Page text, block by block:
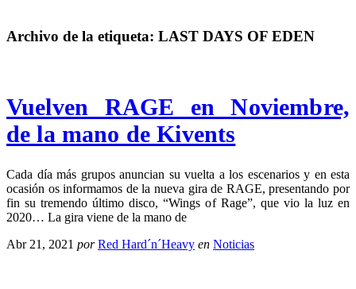
Archivo de la etiqueta: LAST DAYS OF EDEN
Vuelven RAGE en Noviembre,
de la mano de Kivents
Cada día más grupos anuncian su vuelta a los escenarios y en esta
ocasión os informamos de la nueva gira de RAGE, presentando por
fin su tremendo último disco, “Wings of Rage”, que vio la luz en
2020… La gira viene de la mano de
Abr 21, 2021 por Red Hard´n´Heavy en Noticias